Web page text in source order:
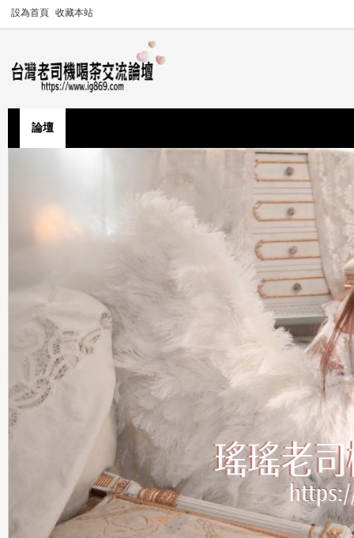
設為首頁 收藏本站
論壇